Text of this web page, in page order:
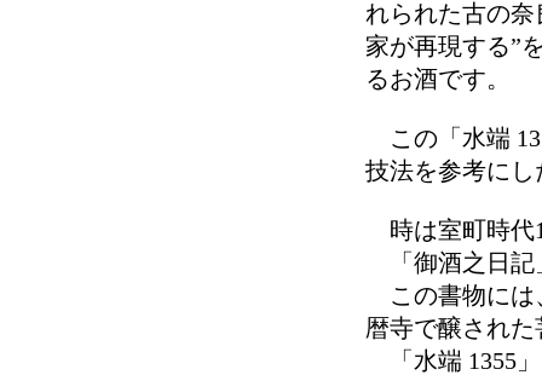
れられた古の
家が再現する”
るお酒です。
この「水端
技法を参考に
時は室町時代
「御酒之日記
この書物には
暦寺で醸され
「水端 1355